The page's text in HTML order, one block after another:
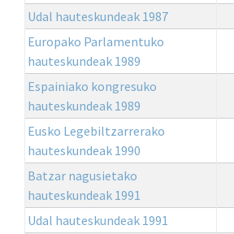
Udal hauteskundeak 1987
Europako Parlamentuko
hauteskundeak 1989
Espainiako kongresuko
hauteskundeak 1989
Eusko Legebiltzarrerako
hauteskundeak 1990
Batzar nagusietako
hauteskundeak 1991
Udal hauteskundeak 1991